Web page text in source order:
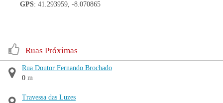
GPS: 41.293959, -8.070865
Ruas Próximas
Rua Doutor Fernando Brochado
0 m
Travessa das Luzes